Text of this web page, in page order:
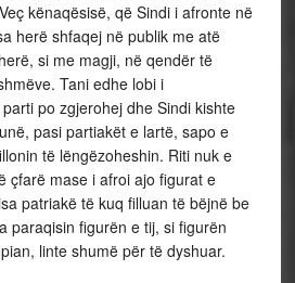
kënaqësisë, që Sindi i afronte në
herë shfaqej në publik me atë
si me magji, në qendër të
Tani edhe lobi i
po zgjerohej dhe Sindi kishte
pasi partiakët e lartë, sapo e
të lëngëzoheshin. Riti nuk e
çfarë mase i afroi ajo figurat e
patriakë të kuq filluan të bëjnë be
paraqisin figurën e tij, si figurën
linte shumë për të dyshuar.